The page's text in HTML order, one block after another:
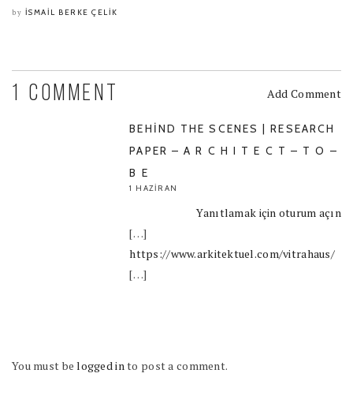
by İSMAIL BERKE ÇELIK
1 COMMENT Add Comment
BEHIND THE SCENES | RESEARCH
PAPER – A R C H I T E C T – T O –
B E
1 HAZIRAN
Yanıtlamak için oturum açın
[…]
https://www.arkitektuel.com/vitrahaus/
[…]
You must belogged into post a comment.